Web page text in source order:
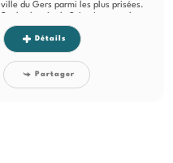
ville du Gers parmi les plus prisées.
Compostelle, cette...
Détails
Partager